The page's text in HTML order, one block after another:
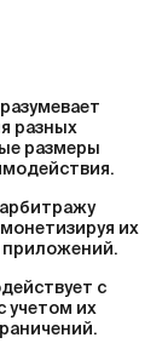
разных
размеры
их
приложений.
с
учетом их